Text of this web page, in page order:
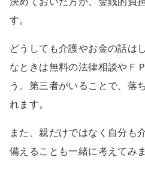
す。
どうしても介護やお金の話は
なときは無料の法律相談やＦ
う。第三者がいることで、落
れます。
また、親だけではなく自分も
備えることも一緒に考えてみ